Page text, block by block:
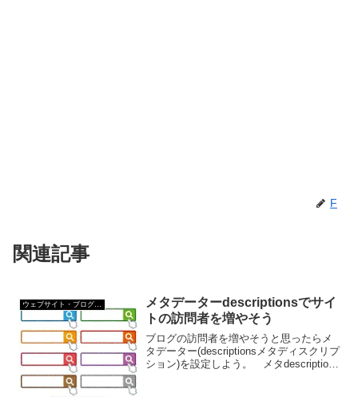
F
関連記事
ウェブサイト・ブログ作成
メタデーターdescriptionsでサイ
トの訪問者を増やそう
ブログの訪問者を増やそうと思ったらメ
タデーター(descriptionsメタディスクリプ
ション)を設定しよう。 メタdescriptions